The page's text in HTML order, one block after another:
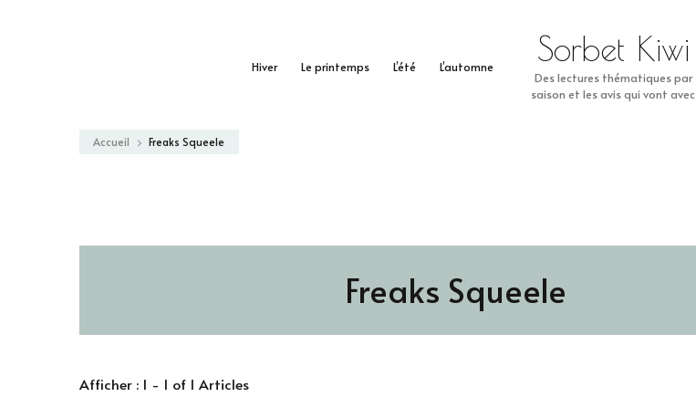
Hiver Le printemps L’été L’automne Sorbet Kiwi
Des lectures thématiques par
saison et les avis qui vont avec
Accueil Freaks Squeele
Freaks Squeele
Afficher : 1 - 1 of 1 Articles